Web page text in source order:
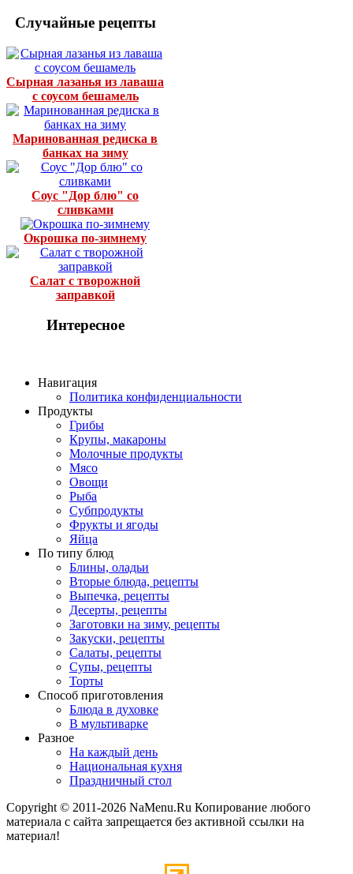
Случайные рецепты
Сырная лазанья из лаваша
с соусом бешамель
Маринованная редиска в
банках на зиму
Соус "Дор блю" со
сливками
Окрошка по-зимнему
Салат с творожной
заправкой
Интересное
Навигация
Политика конфиденциальности
Продукты
Грибы
Крупы, макароны
Молочные продукты
Мясо
Овощи
Рыба
Субпродукты
Фрукты и ягоды
Яйца
По типу блюд
Блины, оладьи
Вторые блюда, рецепты
Выпечка, рецепты
Десерты, рецепты
Заготовки на зиму, рецепты
Закуски, рецепты
Салаты, рецепты
Супы, рецепты
Торты
Способ приготовления
Блюда в духовке
В мультиварке
Разное
На каждый день
Национальная кухня
Праздничный стол
Copyright © 2011-2026 NaMenu.Ru Копирование любого
материала с сайта запрещается без активной ссылки на
материал!